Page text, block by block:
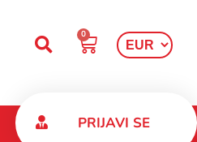
0
PRIJAVI SE